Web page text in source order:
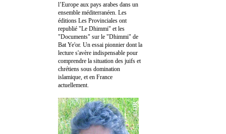
l’Europe aux pays arabes dans un
ensemble méditerranéen. Les
éditions Les Provinciales ont
republié "Le Dhimmi" et les
"Documents" sur le "Dhimmi" de
Bat Ye'or. Un essai pionnier dont la
lecture s'avère indispensable pour
comprendre la situation des juifs et
chrétiens sous domination
islamique, et en France
actuellement.